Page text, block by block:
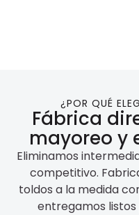
¿POR QUÉ
Fábrica
mayoreo y
Eliminamos
competitivo.
toldos a la medida
entregamos